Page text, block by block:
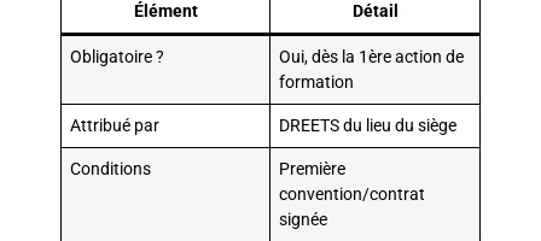
Élément Détail
Obligatoire ?
Oui, dès la 1ère action de
formation
Attribué par DREETS du lieu du siège
Conditions
Première
convention/contrat
signée